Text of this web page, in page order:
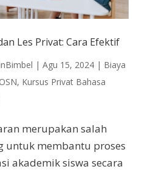
Les Privat: Cara Efektif
| Agu 15, 2024| Biaya
, Kursus Privat Bahasa
merupakan salah
untuk membantu proses
akademik siswa secara